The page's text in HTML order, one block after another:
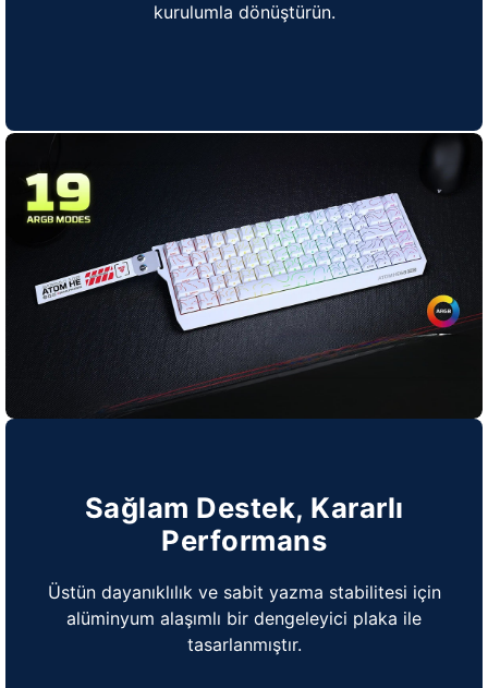
kurulumla dönüştürün.
Sağlam Destek, Kararlı
Performans
Üstün dayanıklılık ve sabit yazma stabilitesi için
alüminyum alaşımlı bir dengeleyici plaka ile
tasarlanmıştır.